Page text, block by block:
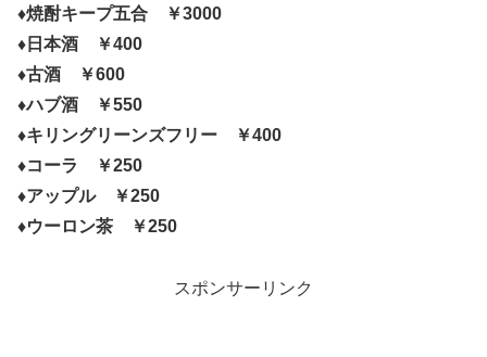
♦焼酎キープ五合 ￥3000
♦日本酒 ￥400
♦古酒 ￥600
♦ハブ酒 ￥550
♦キリングリーンズフリー ￥400
♦コーラ ￥250
♦アップル ￥250
♦ウーロン茶 ￥250
スポンサーリンク